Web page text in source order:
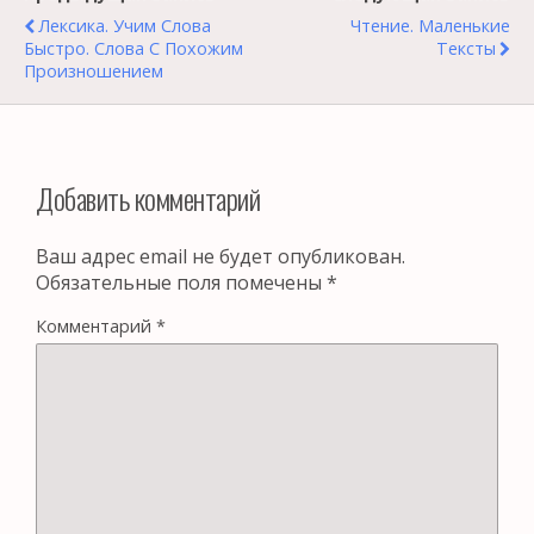
Лексика. Учим Слова
Быстро. Слова С Похожим
Произношением
Чтение. Маленькие
Тексты
Добавить комментарий
Ваш адрес email не будет опубликован.
Обязательные поля помечены *
Комментарий *